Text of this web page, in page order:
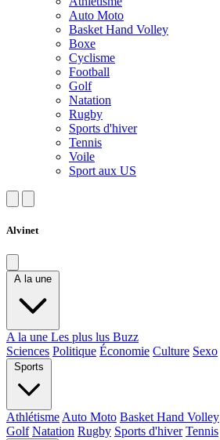
Auto Moto
Basket Hand Volley
Boxe
Cyclisme
Football
Golf
Natation
Rugby
Sports d'hiver
Tennis
Voile
Sport aux US
Alvinet
A la une
A la une Les plus lus Buzz
Sciences Politique Économie Culture Sexo
Sports
Athlétisme Auto Moto Basket Hand Volley
Golf Natation Rugby Sports d'hiver Tennis